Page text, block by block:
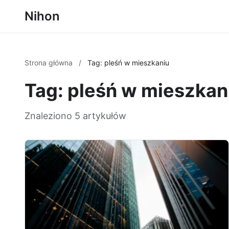
Nihon
Strona główna / Tag: pleśń w mieszkaniu
Tag: pleśń w
Znaleziono 5 artykułów